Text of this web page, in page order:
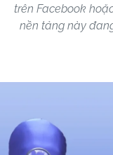
trên Facebook
nền tảng này